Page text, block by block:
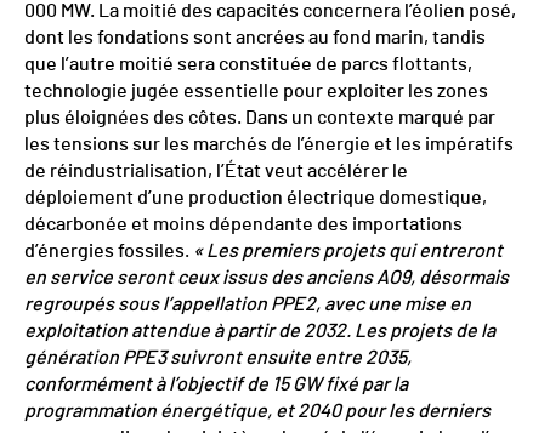
000 MW. La moitié des capacités concernera l’éolien posé,
dont les fondations sont ancrées au fond marin, tandis
que l’autre moitié sera constituée de parcs flottants,
technologie jugée essentielle pour exploiter les zones
plus éloignées des côtes. Dans un contexte marqué par
les tensions sur les marchés de l’énergie et les impératifs
de réindustrialisation, l’État veut accélérer le
déploiement d’une production électrique domestique,
décarbonée et moins dépendante des importations
d’énergies fossiles. « Les premiers projets qui entreront
en service seront ceux issus des anciens AO9, désormais
regroupés sous l’appellation PPE2, avec une mise en
exploitation attendue à partir de 2032. Les projets de la
génération PPE3 suivront ensuite entre 2035,
conformément à l’objectif de 15 GW fixé par la
programmation énergétique, et 2040 pour les derniers